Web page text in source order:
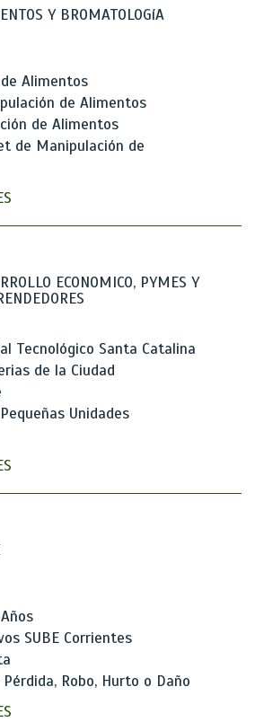
Y BROMATOLOGíA
Alimentos
de Alimentos
de Alimentos
de Manipulación de
ECONOMICO, PYMES Y
Tecnológico Santa Catalina
de la Ciudad
Unidades
SUBE Corrientes
Robo, Hurto o Daño